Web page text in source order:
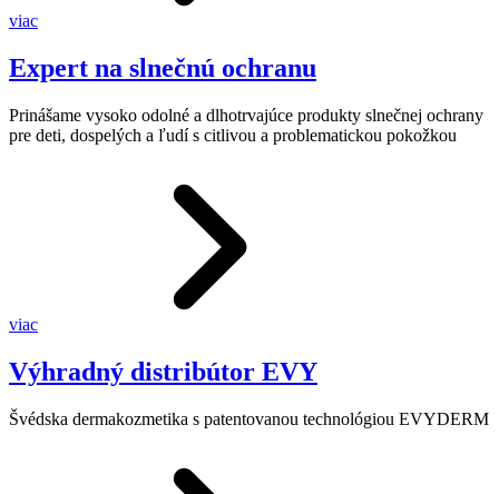
viac
Expert na slnečnú ochranu
Prinášame vysoko odolné a dlhotrvajúce produkty slnečnej ochrany
pre deti, dospelých a ľudí s citlivou a problematickou pokožkou
viac
Výhradný distribútor EVY
Švédska dermakozmetika s patentovanou technológiou EVYDERM